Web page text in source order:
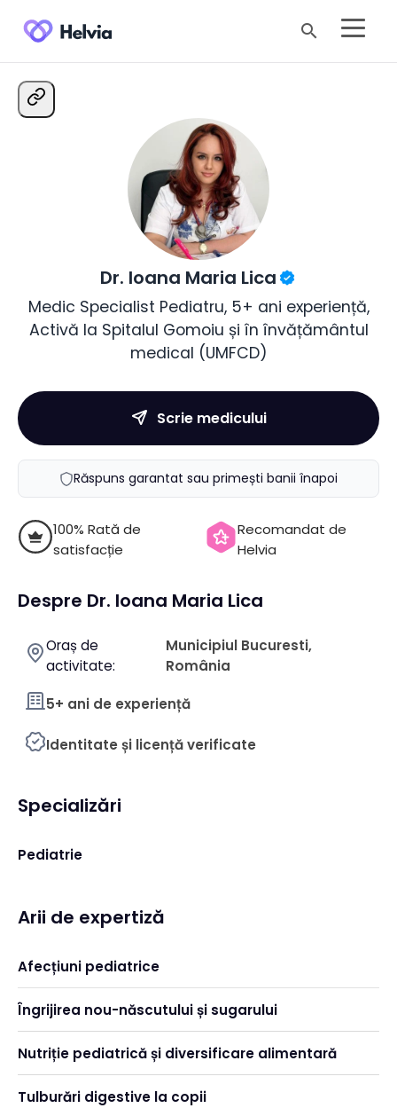
search
Dr. Ioana Maria Lica
Medic Specialist Pediatru, 5+ ani experiență,
Activă la Spitalul Gomoiu și în învățământul
medical (UMFCD)
Scrie medicului
Răspuns garantat sau primești banii înapoi
100% Rată de
satisfacție
Recomandat de
Helvia
Despre Dr. Ioana Maria Lica
Oraș de
activitate:
Municipiul Bucuresti,
România
5+ ani de experiență
Identitate și licență verificate
Specializări
Pediatrie
Arii de expertiză
Afecțiuni pediatrice
Îngrijirea nou-născutului și sugarului
Nutriție pediatrică și diversificare alimentară
Tulburări digestive la copii